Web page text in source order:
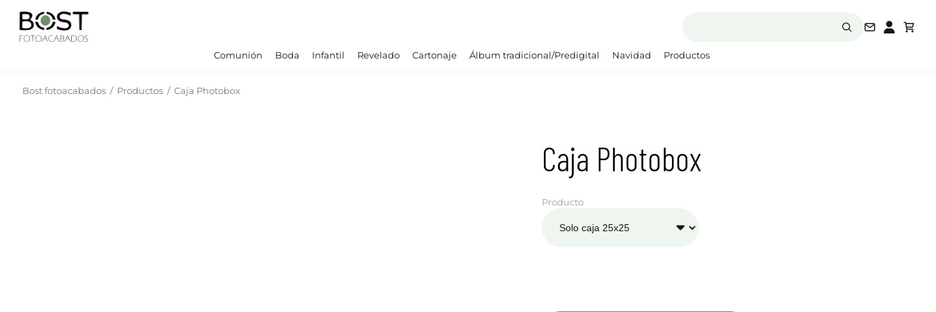
Comunión Boda Infantil Revelado Cartonaje Álbum tradicional/Predigital Navidad Productos
Bost fotoacabados / Productos / Caja Photobox
Caja Photobox
Producto